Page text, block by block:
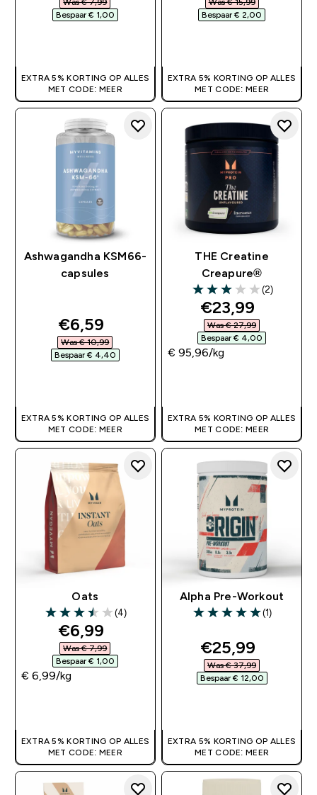
Was € 7,99‎
Bespaar € 1,00‎
EXTRA 5% KORTING OP ALLES
MET CODE: MEER
Was € 15,99‎
Bespaar € 2,00‎
EXTRA 5% KORTING OP ALLES
MET CODE: MEER
Ashwagandha KSM66-
capsules
discounted price
€6,59‎
Was € 10,99‎
Bespaar € 4,40‎
EXTRA 5% KORTING OP ALLES
MET CODE: MEER
THE Creatine
Creapure®
3 out of 5 stars
(2)
discounted
€23,99‎
Was € 27,99‎
Bespaar € 4,00‎
€ 95,96‎/kg
EXTRA 5% KORTING OP ALLES
MET CODE: MEER
Oats
3.5 out of 5 stars
(4)
discounted price
€6,99‎
Was € 7,99‎
Bespaar € 1,00‎
€ 6,99‎/kg
EXTRA 5% KORTING OP ALLES
MET CODE: MEER
Alpha Pre-Workout
5 out of 5 stars
(1)
discounted
€25,99‎
Was € 37,99‎
Bespaar € 12,00‎
EXTRA 5% KORTING OP ALLES
MET CODE: MEER